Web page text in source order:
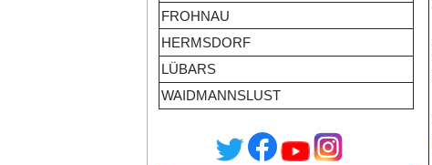
FROHNAU
HERMSDORF
LÜBARS
WAIDMANNSLUST